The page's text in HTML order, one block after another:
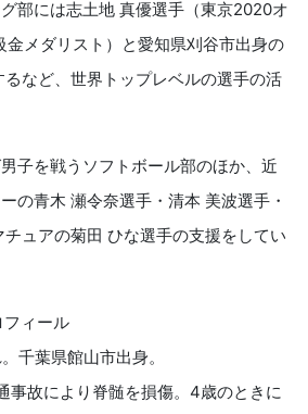
部には志土地 真優選手（東京2020オ
金メダリスト）と愛知県刈谷市出身の
など、世界トップレベルの選手の活
子を戦うソフトボール部のほか、近
の青木 瀬令奈選手・清本 美波選手・
ュアの菊田 ひな選手の支援をしてい
ィール
千葉県館山市出身。
事故により脊髄を損傷。4歳のときに